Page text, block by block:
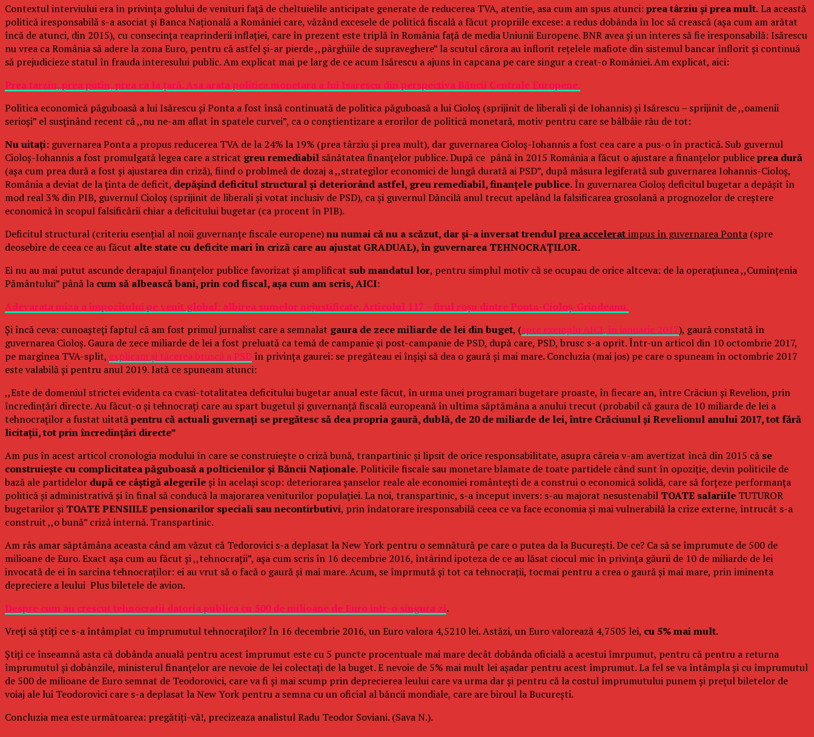
Contextul interviului era în privința golului de venituri față de cheltuielile anticipate generate de reducerea TVA, atentie, asa cum am spus atunci: prea târziu și prea mult.La această
politică iresponsabilă s-a asociat și Banca Națională a României care, văzând excesele de politică fiscală a făcut propriile excese: a redus dobânda în loc să crească (așa cum am arătat
încă de atunci, din 2015), cu consecința reaprinderii inflației, care în prezent este triplă în România față de media Uniunii Europene. BNR avea și un interes să fie iresponsabilă: Isărescu
nu vrea ca România să adere la zona Euro, pentru că astfel și-ar pierde ,,pârghiile de supraveghere” la scutul cărora au înflorit rețelele mafiote din sistemul bancar înflorit și continuă
să prejudicieze statul în frauda interesului public. Am explicat mai pe larg de ce acum Isărescu a ajuns în capcana pe care singur a creat-o României. Am explicat, aici:
Prea tarziu, prea putin, prea ca la țară. Asa arata politica monetara a lui Isarescu din perspectiva Băncii Centrale Europene.
Politica economică păguboasă a lui Isărescu și Ponta a fost însă continuată de politica păguboasă a lui Cioloș (sprijinit de liberali și de Iohannis) și Isărescu – sprijinit de ,,oamenii
serioși” el susținând recent că ,,nu ne-am aflat în spatele curvei”, ca o conștientizare a erorilor de politică monetară, motiv pentru care se bâlbâie rău de tot:
Nu uitați: guvernarea Ponta a propus reducerea TVA de la 24% la 19% (prea târziu și prea mult), dar guvernarea Cioloș-Iohannis a fost cea care a pus-o în practică. Sub guvernul
Cioloș-Iohannis a fost promulgată legea care a stricat greu remediabil sănătatea finanțelor publice. După ce până în 2015 România a făcut o ajustare a finanțelor publiceprea dură
(așa cum prea dură a fost și ajustarea din criză), fiind o problmeă de dozaj a ,,strategilor economici de lungă durată ai PSD”, după măsura legiferată sub guvernarea Iohannis-Cioloș,
România a deviat de la ținta de deficit, depășind deficitul structural și deteriorând astfel, greu remediabil, finanțele publice.În guvernarea Cioloș deficitul bugetar a depășit în
mod real 3% din PIB, guvernul Cioloș (sprijinit de liberali și votat inclusiv de PSD), ca și guvernul Dăncilă anul trecut apelând la falsificarea grosolană a prognozelor de creștere
economică în scopul falsificării chiar a deficitului bugetar (ca procent în PIB).
Deficitul structural (criteriu esențial al noii guvernanțe fiscale europene)nu numai că nu a scăzut, dar și-a inversat trendulprea acceleratimpus în guvernarea Ponta (spre
deosebire de ceea ce au făcut alte state cu deficite mari în criză care au ajustat GRADUAL), în guvernarea TEHNOCRAȚILOR.
Ei nu au mai putut ascunde derapajul finanțelor publice favorizat și amplificat sub mandatul lor, pentru simplul motiv că se ocupau de orice altceva: de la operațiunea ,,Cumințenia
Pământului” până la cum să albească bani, prin cod fiscal, așa cum am scris, AICI:
Adevarata miza a impozitului pe venit global: albirea sumelor nejustificate. Articolul 117 – firul roșu dintre Ponta-Cioloș-Grindeanu.
Și încă ceva: cunoașteți faptul că am fost primul jurnalist care a semnalat gaura de zece miliarde de lei din buget, (spre exemplu AICI, în ianuarie 2017), gaură constată în
guvernarea Cioloș. Gaura de zece miliarde de lei a fost preluată ca temă de campanie și post-campanie de PSD, după care, PSD, brusc s-a oprit. Într-un articol din 10 octombrie 2017,
pe marginea TVA-split, explicam și tăcerea bruscă a PSD în privința gaurei: se pregăteau ei înșiși să dea o gaură și mai mare. Concluzia (mai jos) pe care o spuneam în octombrie 2017
este valabilă și pentru anul 2019. Iată ce spuneam atunci:
,,Este de domeniul strictei evidenta ca cvasi-totalitatea deficitului bugetar anual este făcut, în urma unei programari bugetare proaste, în fiecare an, între Crăciun și Revelion, prin
încredințări directe. Au făcut-o și tehnocrați care au spart bugetul și guvernanță fiscală europeană în ultima săptămâna a anului trecut (probabil că gaura de 10 miliarde de lei a
tehnocraților a fustat uitatăpentru că actuali guvernați se pregătesc să dea propria gaură, dublă, de 20 de miliarde de lei, între Crăciunul și Revelionul anului 2017, tot fără
licitații, tot prin încredințări directe”
Am pus în acest articol cronologia modului în care se construiește o criză bună, tranpartinic și lipsit de orice responsabilitate, asupra căreia v-am avertizat încă din 2015 că se
construiește cu complicitatea păguboasă a polticienilor și Băncii Naționale.Politicile fiscale sau monetare blamate de toate partidele când sunt în opoziție, devin politicile de
bază ale partidelor după ce câștigă alegerileși în același scop: deteriorarea șanselor reale ale economiei romântești de a construi o economică solidă, care să forțeze performanța
politică și administrativă și în final să conducă la majorarea veniturilor populației. La noi, transpartinic, s-a început invers: s-au majorat nesustenabil TOATE salariile TUTUROR
bugetarilor și TOATE PENSIILE pensionarilor speciali sau necontirbutivi, prin îndatorare iresponsabilă ceea ce va face economia și mai vulnerabilă la crize externe, întrucât s-a
construit ,,o bună” criză internă. Transpartinic.
Am râs amar săptămâna aceasta când am văzut că Tedorovici s-a deplasat la New York pentru o semnătură pe care o putea da la București. De ce? Ca să se împrumute de 500 de
milioane de Euro. Exact așa cum au făcut și ,,tehnocrații”, așa cum scris în 16 decembrie 2016, întârind ipoteza de ce au lăsat ciocul mic în privința găurii de 10 de miliarde de lei
invocată de ei în sarcina tehnocraților: ei au vrut să o facă o gaură și mai mare. Acum, se împrmută și tot ca tehnocrații, tocmai pentru a crea o gaură și mai mare, prin iminenta
depreciere a leului Plus biletele de avion.
Despre cum au crescut tehnocratii datoria publica cu 500 de milioane de Euro intr-o singura zi.
Vreți să știți ce s-a întâmplat cu împrumutul tehnocraților? În 16 decembrie 2016, un Euro valora 4,5210 lei. Astăzi, un Euro valorează 4,7505 lei, cu 5% mai mult.
Știți ce înseamnă asta că dobânda anuală pentru acest împrumut este cu 5 puncte procentuale mai mare decât dobânda oficială a acestui îmrpumut, pentru că pentru a returna
împrumutul și dobânzile, ministerul finanțelor are nevoie de lei colectați de la buget. E nevoie de 5% mai mult lei așadar pentru acest împrumut. La fel se va întâmpla și cu împrumutul
de 500 de milioane de Euro semnat de Teodorovici, care va fi și mai scump prin deprecierea leului care va urma dar și pentru că la costul împrumutului punem și prețul biletelor de
voiaj ale lui Teodorovici care s-a deplasat la New York pentru a semna cu un oficial al băncii mondiale, care are biroul la București.
Concluzia mea este următoarea: pregătiți-vă!, precizeaza analistul Radu Teodor Soviani. (Sava N.).